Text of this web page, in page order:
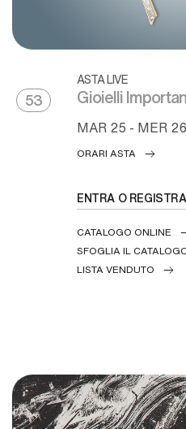
53
ASTA LIVE
Gioielli
MAR 25 - MER
ORARI ASTA
ENTRA O
CATALOGO ONLINE
SFOGLIA IL
LISTA VENDUTO